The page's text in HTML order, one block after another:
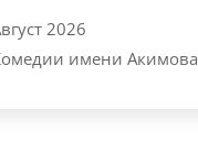
2026
имени Акимова